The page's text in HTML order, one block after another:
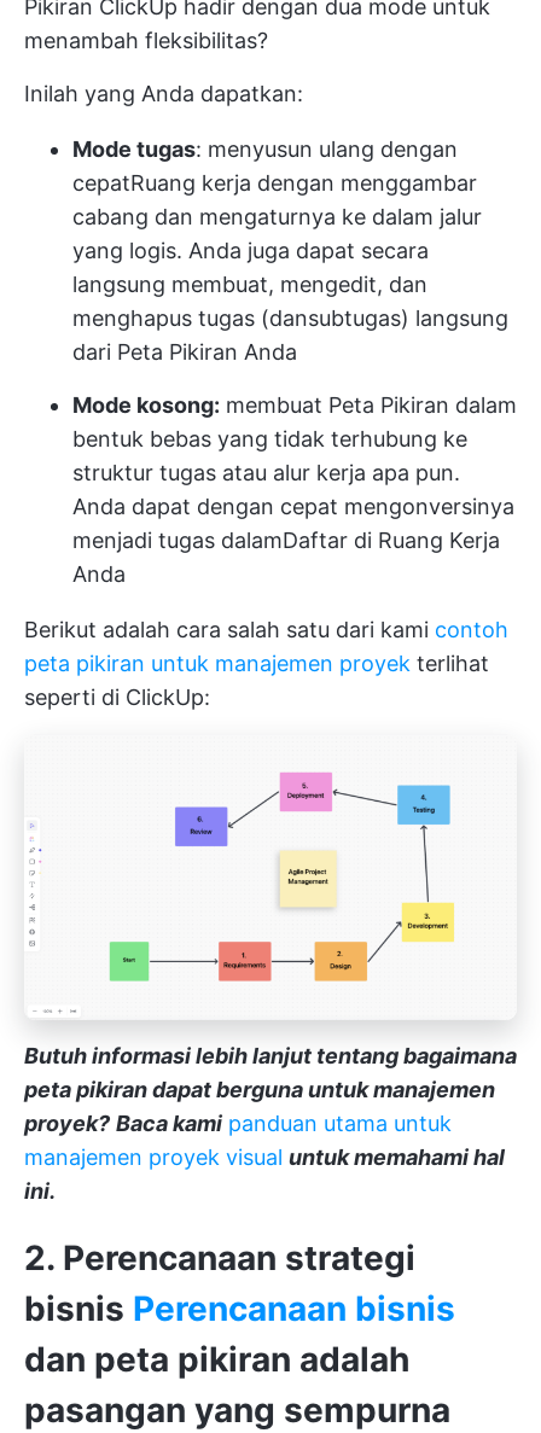
Pikiran ClickUp hadir dengan dua mode untuk
menambah fleksibilitas?
Inilah yang Anda dapatkan:
Mode tugas: menyusun ulang dengan
cepatRuang kerja dengan menggambar
cabang dan mengaturnya ke dalam jalur
yang logis. Anda juga dapat secara
langsung membuat, mengedit, dan
menghapus tugas (dansubtugas) langsung
dari Peta Pikiran Anda
Mode kosong: membuat Peta Pikiran dalam
bentuk bebas yang tidak terhubung ke
struktur tugas atau alur kerja apa pun.
Anda dapat dengan cepat mengonversinya
menjadi tugas dalamDaftar di Ruang Kerja
Anda
Berikut adalah cara salah satu dari kami contoh
peta pikiran untuk manajemen proyek terlihat
seperti di ClickUp:
Butuh informasi lebih lanjut tentang bagaimana
peta pikiran dapat berguna untuk manajemen
proyek? Baca kami panduan utama untuk
manajemen proyek visual untuk memahami hal
ini.
2. Perencanaan strategi
bisnis Perencanaan bisnis
dan peta pikiran adalah
pasangan yang sempurna